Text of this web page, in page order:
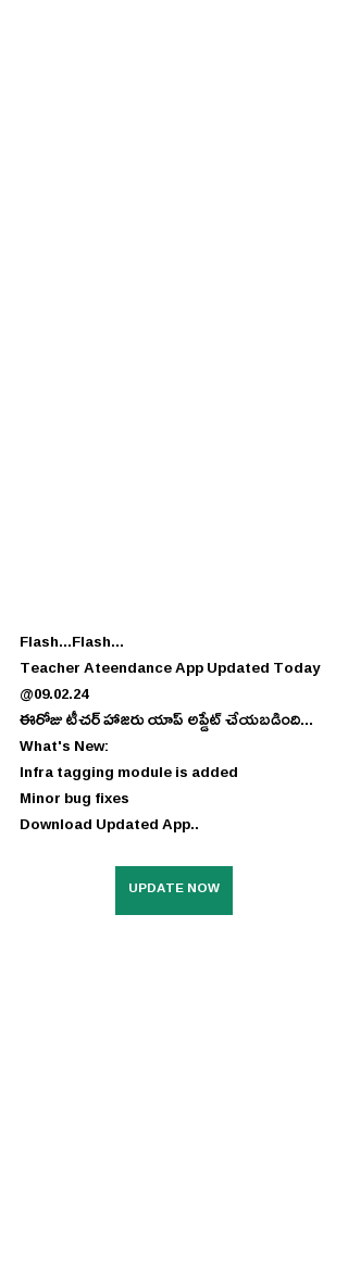
Flash...Flash...
Teacher Ateendance App Updated Today
@09.02.24
ఈరోజు టీచర్ హాజరు యాప్ అప్డేట్ చేయబడింది...
What's New:
Infra tagging module is added
Minor bug fixes
Download Updated App..
UPDATE NOW